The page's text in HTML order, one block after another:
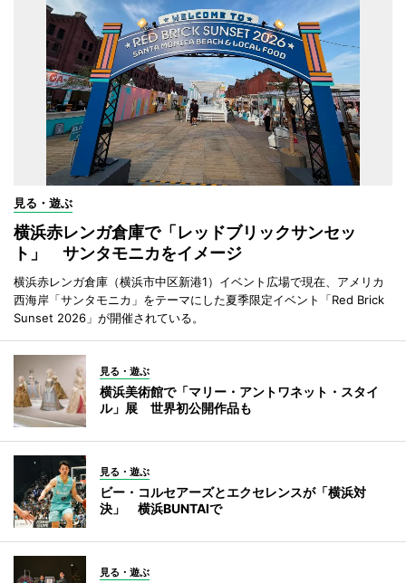
見る・遊ぶ
横浜赤レンガ倉庫で「レッドブリックサンセッ
ト」 サンタモニカをイメージ
横浜赤レンガ倉庫（横浜市中区新港1）イベント広場で現在、アメリカ
西海岸「サンタモニカ」をテーマにした夏季限定イベント「Red Brick
Sunset 2026」が開催されている。
見る・遊ぶ
横浜美術館で「マリー・アントワネット・スタイ
ル」展 世界初公開作品も
見る・遊ぶ
ビー・コルセアーズとエクセレンスが「横浜対
決」 横浜BUNTAIで
見る・遊ぶ